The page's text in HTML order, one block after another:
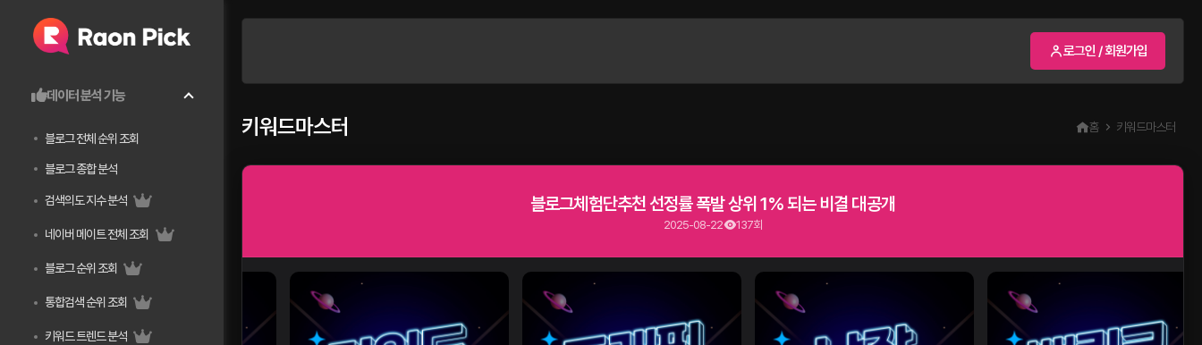
데이터 분석 기능
블로그 전체 순위 조회
블로그 종합 분석
검색의도 지수 분석
네이버 메이트 전체 조회
블로그 순위 조회
통합검색 순위 조회
키워드 트렌드 분석
로그인 / 회원가입
키워드마스터 홈 키워드마스터
블로그체험단추천 선정률 폭발 상위 1% 되는 비결 대공개
2025-08-22 137회